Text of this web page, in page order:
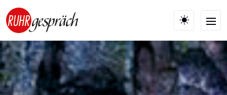
Skip to main content